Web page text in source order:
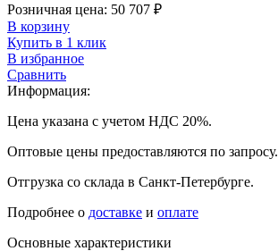
Розничная цена: 50 707 ₽
В корзину
Купить в 1 клик
В избранное
Сравнить
Информация:
Цена указана с учетом НДС 20%.
Оптовые цены предоставляются по запросу.
Отгрузка со склада в Санкт-Петербурге.
Подробнее о доставке и оплате
Основные характеристики